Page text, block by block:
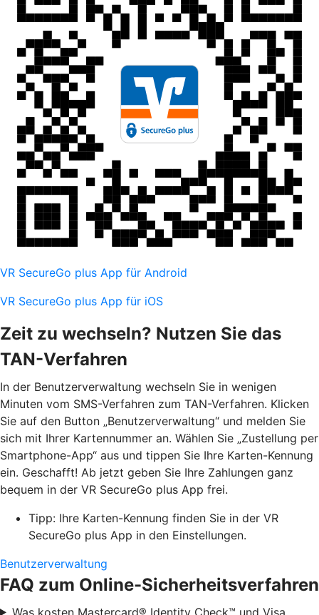
VR SecureGo plus App für Android
VR SecureGo plus App für iOS
Zeit zu wechseln? Nutzen Sie das
TAN-Verfahren
In der Benutzerverwaltung wechseln Sie in wenigen
Minuten vom SMS-Verfahren zum TAN-Verfahren. Klicken
Sie auf den Button „Benutzerverwaltung“ und melden Sie
sich mit Ihrer Kartennummer an. Wählen Sie „Zustellung per
Smartphone-App“ aus und tippen Sie Ihre Karten-Kennung
ein. Geschafft! Ab jetzt geben Sie Ihre Zahlungen ganz
bequem in der VR SecureGo plus App frei.
Tipp: Ihre Karten-Kennung finden Sie in der VR
SecureGo plus App in den Einstellungen.
Benutzerverwaltung
FAQ zum Online-Sicherheitsverfahren
Was kosten Mastercard® Identity Check™ und Visa